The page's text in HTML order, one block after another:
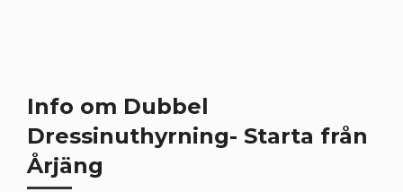
Info om Dubbel
Dressinuthyrning- Starta från
Årjäng